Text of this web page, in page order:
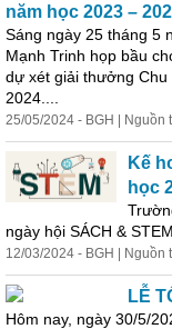
năm học 2023 –
Sáng ngày 25 tháng 5
Mạnh Trinh họp bầu
dự xét giải thưởng Chu
2024....
25/05/2024 - BGH | Nguồn
Kế
học
ngày hội SÁCH &
12/03/2024 - BGH | Nguồn
LỄ
Hôm nay, ngày 30/5/